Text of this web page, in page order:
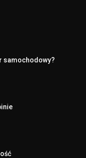
samochodowy?